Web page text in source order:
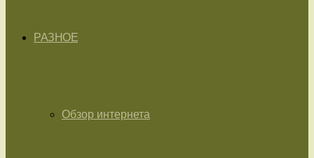
РАЗНОЕ
Обзор интернета